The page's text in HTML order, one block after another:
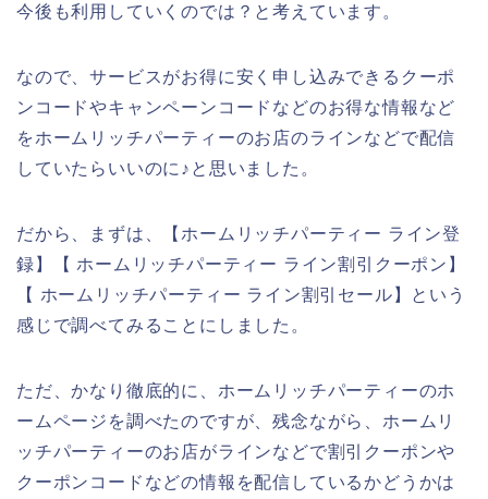
今後も利用していくのでは？と考えています。
なので、サービスがお得に安く申し込みできるクーポ
ンコードやキャンペーンコードなどのお得な情報など
をホームリッチパーティーのお店のラインなどで配信
していたらいいのに♪と思いました。
だから、まずは、【ホームリッチパーティー ライン登
録】【 ホームリッチパーティー ライン割引クーポン】
【 ホームリッチパーティー ライン割引セール】という
感じで調べてみることにしました。
ただ、かなり徹底的に、ホームリッチパーティーのホ
ームページを調べたのですが、残念ながら、ホームリ
ッチパーティーのお店がラインなどで割引クーポンや
クーポンコードなどの情報を配信しているかどうかは